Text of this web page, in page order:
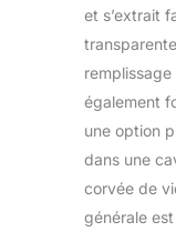
les
et s’extrait
remplissage
également
une option
dans une
corvée de
générale